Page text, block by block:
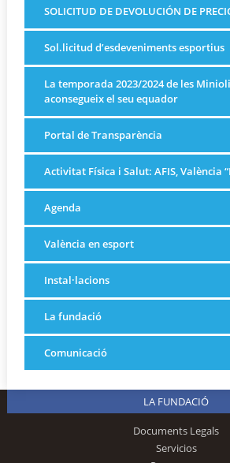
SOLICITUD DE DEVOLUCIÓN DE
Sol.licitud d’esdeveniments esportius
La temporada 2023/2024 de les
aconsegueix el seu equador
Portal de Transparència
Activitat Física i Salut: AFIS, València
Agenda
València en esport
Instal·lacions
La fundació
Comunicació
LA FUNDACIÓ
Documents Legals
Servicios